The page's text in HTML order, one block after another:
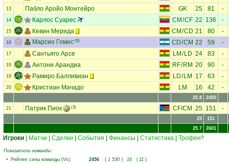
13 Пабло Аройо Монтейро GK 25 81 -
14 Карлос Суарес CM /CF 22 136 -
15 Кевин Мерида CM /CD 21 80 -
16 Марсио Гомес (6) CD/CM 22 59 -
17 Сантьяго Арсе LM / LD 24 83 -
18 Антони Арандиа RF/ RM 20 90 -
19 Рамиро Балливиан LD/ LM 17 63 -
20 Кристиан Мачадо LM 16 42 -
25.8 2450
21 Патрик Пиок (3) CF/CM 25 151 -
25
151
25.7
2601
Игроки Матчи Сделки События Финансы Статистика Трофеи 9
Показатели команды:
• Рейтинг силы команды (Vs): 2456 ( 1 530 16 11 )